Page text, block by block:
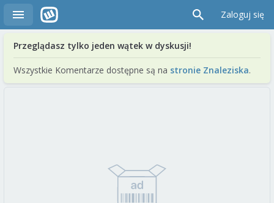
Zaloguj się
Przeglądasz tylko jeden wątek w dyskusji!
Wszystkie Komentarze dostępne są na stronie Znaleziska.